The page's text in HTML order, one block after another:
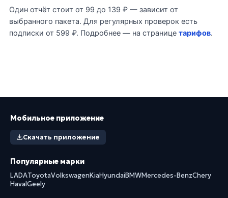
Один отчёт стоит от 99 до 139 ₽ — зависит от
выбранного пакета. Для регулярных проверок есть
подписки от 599 ₽. Подробнее — на странице тарифов.
Мобильное приложение
Скачать приложение
Популярные марки
LADAToyotaVolkswagenKiaHyundaiBMWMercedes-BenzChery
HavalGeely